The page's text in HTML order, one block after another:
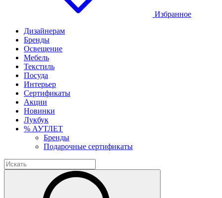
Избранное
Дизайнерам
Бренды
Освещение
Мебель
Текстиль
Посуда
Интерьер
Сертификаты
Акции
Новинки
Лукбук
% АУТЛЕТ
Бренды
Подарочные сертификаты